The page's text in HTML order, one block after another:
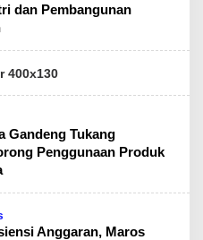
dan Pembangunan
Gandeng Tukang
Penggunaan Produk
Anggaran, Maros